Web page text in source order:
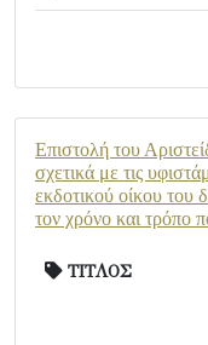
Επιστολή του
σχετικά με τις
εκδοτικού οίκου του
τον χρόνο και τρόπο
ΤΙΤΛΟΣ